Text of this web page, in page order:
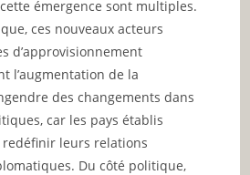
émergence sont multiples.
ces nouveaux acteurs
d’approvisionnement
l’augmentation de la
des changements dans
car les pays établis
leurs relations
Du côté politique,